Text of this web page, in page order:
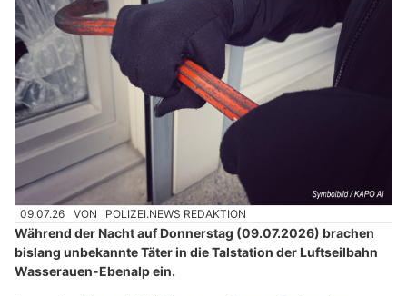
09.07.26 VON POLIZEI.NEWS REDAKTION
Während der Nacht auf Donnerstag (09.07.2026) brachen
bislang unbekannte Täter in die Talstation der Luftseilbahn
Wasserauen-Ebenalp ein.